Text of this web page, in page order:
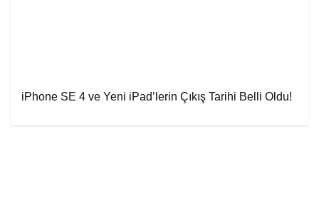
iPhone SE 4 ve Yeni iPad’lerin Çıkış Tarihi Belli Oldu!